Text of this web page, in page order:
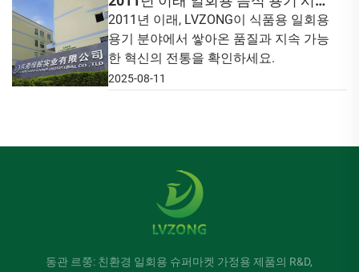
을 선도해 온 품질과 지속 가능한 혁
신의 전통
2011년 이래, LVZONG이 식품용 일회용
용기 분야에서 쌓아온 품질과 지속 가능
한 혁신의 전통을 확인하세요.
2025-08-11
동관 르쭝: 친환경 일회용 슈퍼마켓 가정용 제품의 R&D,